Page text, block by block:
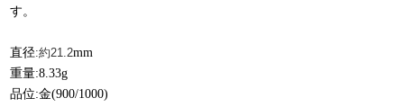
す。
直径:約21.2mm
重量:8.33g
品位:金(900/1000)